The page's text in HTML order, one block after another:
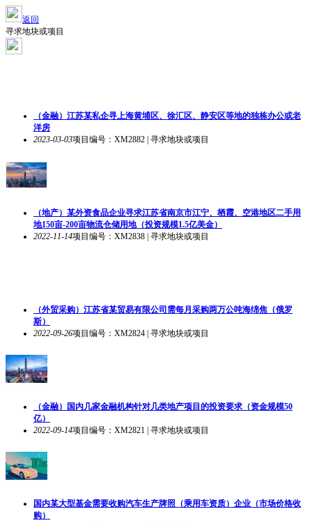
返回
寻求地块或项目
（金融）江苏某私企寻上海黄埔区、徐汇区、静安区等地的独栋办公或老
洋房
2023-03-03项目编号：XM2882 | 寻求地块或项目
（地产）某外资食品企业寻求江苏省南京市江宁、栖霞、空港地区二手用
地150亩-200亩物流仓储用地（投资规模1.5亿美金）
2022-11-14项目编号：XM2838 | 寻求地块或项目
（外贸采购）江苏省某贸易有限公司需每月采购两万公吨海绵焦（俄罗
斯）
2022-09-26项目编号：XM2824 | 寻求地块或项目
（金融）国内几家金融机构针对几类地产项目的投资要求（资金规模50
亿）
2022-09-14项目编号：XM2821 | 寻求地块或项目
国内某大型基金需要收购汽车生产牌照（乘用车资质）企业（市场价格收
购）